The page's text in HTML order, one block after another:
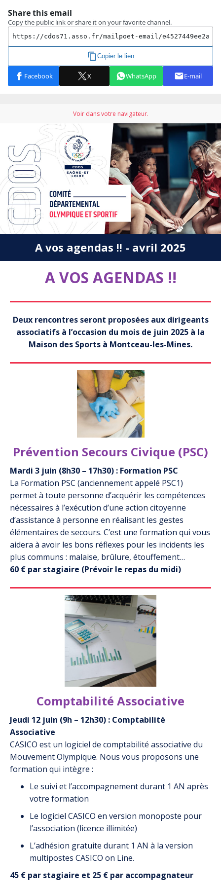
Voir dans votre navigateur.
A vos agendas !! - avril 2025
A VOS AGENDAS !!
Deux rencontres seront proposées aux dirigeants
associatifs à l’occasion du mois de juin 2025 à la
Maison des Sports à Montceau-les-Mines.
Prévention Secours Civique (PSC)
Mardi 3 juin (8h30 – 17h30) : Formation PSC
La Formation PSC (anciennement appelé PSC1)
permet à toute personne d’acquérir les compétences
nécessaires à l’exécution d’une action citoyenne
d’assistance à personne en réalisant les gestes
élémentaires de secours. C’est une formation qui vous
aidera à avoir les bons réflexes pour les incidents les
plus communs : malaise, brûlure, étouffement…
60 € par stagiaire (Prévoir le repas du midi)
Comptabilité Associative
Jeudi 12 juin (9h – 12h30) : Comptabilité
Associative
CASICO est un logiciel de comptabilité associative du
Mouvement Olympique. Nous vous proposons une
formation qui intègre :
Le suivi et l’accompagnement durant 1 AN après
votre formation
Le logiciel CASICO en version monoposte pour
l’association (licence illimitée)
L’adhésion gratuite durant 1 AN à la version
multipostes CASICO on Line.
45 € par stagiaire et 25 € par accompagnateur